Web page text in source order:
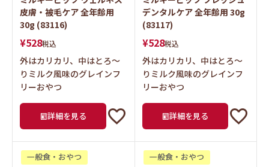
皮膚・被毛ケア 全年齢用
30g (83116)
¥528税込
外はカリカリ、中はとろ～
りミルク風味のグレインフ
リーおやつ
詳細を見る
デンタルケア 全年齢用 30g
(83117)
¥528税込
外はカリカリ、中はとろ～
りミルク風味のグレインフ
リーおやつ
詳細を見る
一般食・おやつ 一般食・おやつ